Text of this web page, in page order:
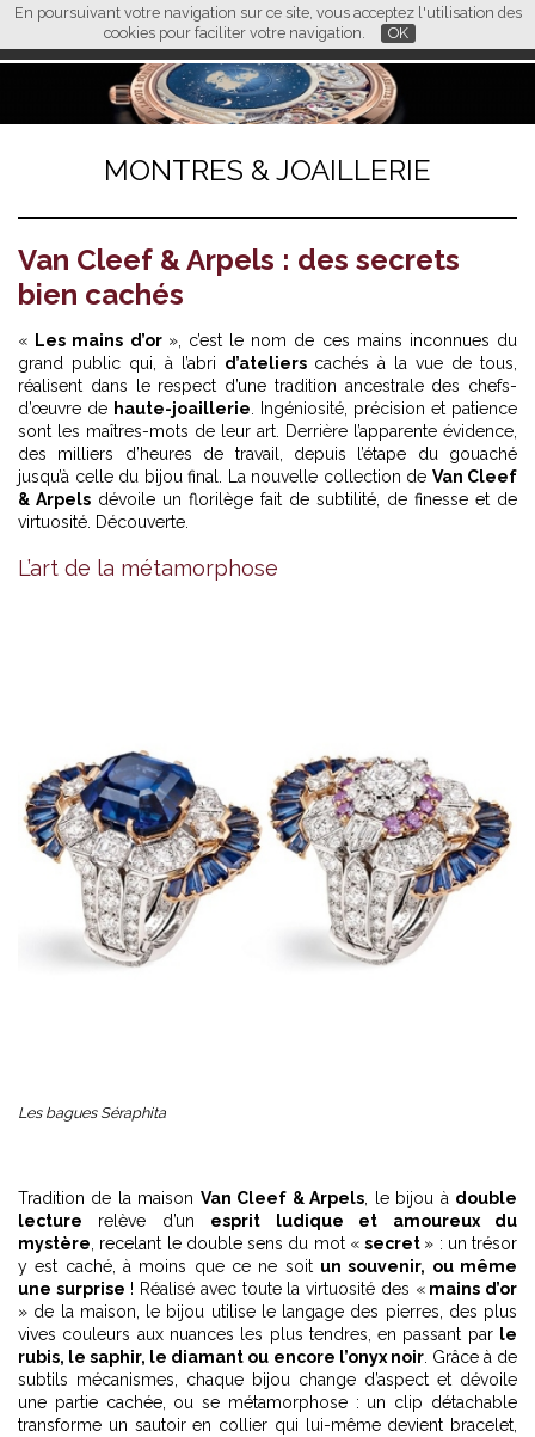
En poursuivant votre navigation sur ce site, vous acceptez l'utilisation des
cookies pour faciliter votre navigation.
OK
FR EN CN
L M
MONTRES & JOAILLERIE
Van Cleef & Arpels : des secrets
bien cachés
« Les mains d’or », c’est le nom de ces mains inconnues du
grand public qui, à l’abri d’atelierscachés à la vue de tous,
réalisent dans le respect d’une tradition ancestrale des chefs-
d’œuvre de haute-joaillerie . Ingéniosité, précision et patience
sont les maîtres-mots de leur art. Derrière l’apparente évidence,
des milliers d’heures de travail, depuis l’étape du gouaché
jusqu’à celle du bijou final. La nouvelle collection de Van Cleef
& Arpels dévoile un florilège fait de subtilité, de finesse et de
virtuosité. Découverte.
L’art de la métamorphose
Les bagues Séraphita
Tradition de la maison Van Cleef & Arpels , le bijou à double
lecture relève d’un esprit ludique et amoureux du
mystère , recelant le double sens du mot « secret » : un trésor
y est caché, à moins que ce ne soit un souvenir, ou même
une surprise ! Réalisé avec toute la virtuosité des «mains d’or
» de la maison, le bijou utilise le langage des pierres, des plus
vives couleurs aux nuances les plus tendres, en passant par le
rubis, le saphir, le diamant ou encore l’onyx noir. Grâce à de
subtils mécanismes, chaque bijou change d’aspect et dévoile
une partie cachée, ou se métamorphose : un clip détachable
transforme un sautoir en collier qui lui-même devient bracelet,